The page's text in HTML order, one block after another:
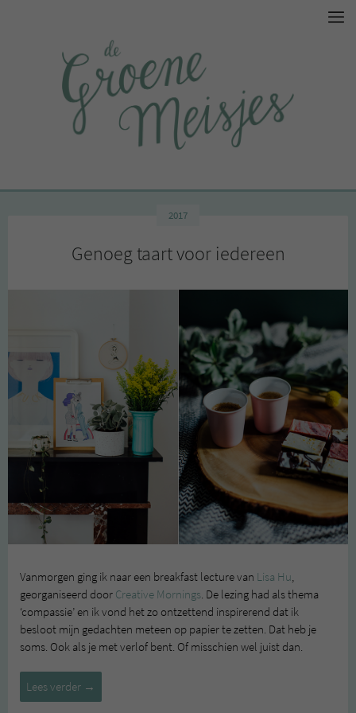
2017
Genoeg taart voor iedereen
Vanmorgen ging ik naar een breakfast lecture van Lisa Hu,
georganiseerd door Creative Mornings. De lezing had als thema
‘compassie’ en ik vond het zo ontzettend inspirerend dat ik
besloot mijn gedachten meteen op papier te zetten. Dat heb je
soms. Ook als je met verlof bent. Of misschien wel juist dan.
Lees verder Genoeg
taart
→